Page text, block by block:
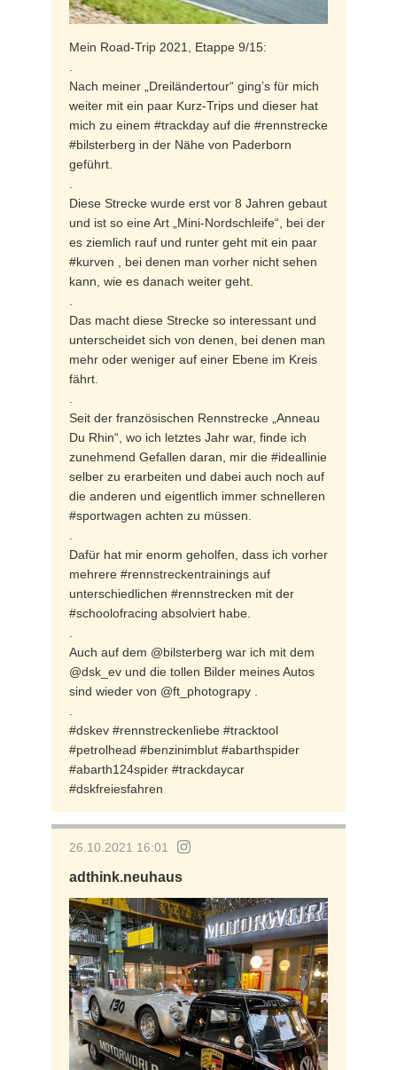
Mein Road-Trip 2021, Etappe 9/15:
Nach meiner „Dreiländertour“ ging’s für mich
weiter mit ein paar Kurz-Trips und dieser hat
mich zu einem #trackday auf die #rennstrecke
#bilsterberg in der Nähe von Paderborn
geführt.
Diese Strecke wurde erst vor 8 Jahren gebaut
und ist so eine Art „Mini-Nordschleife“, bei der
es ziemlich rauf und runter geht mit ein paar
#kurven , bei denen man vorher nicht sehen
kann, wie es danach weiter geht.
Das macht diese Strecke so interessant und
unterscheidet sich von denen, bei denen man
mehr oder weniger auf einer Ebene im Kreis
fährt.
Seit der französischen Rennstrecke „Anneau
Du Rhin“, wo ich letztes Jahr war, finde ich
zunehmend Gefallen daran, mir die #ideallinie
selber zu erarbeiten und dabei auch noch auf
die anderen und eigentlich immer schnelleren
#sportwagen achten zu müssen.
Dafür hat mir enorm geholfen, dass ich vorher
mehrere #rennstreckentrainings auf
unterschiedlichen #rennstrecken mit der
#schoolofracing absolviert habe.
Auch auf dem @bilsterberg war ich mit dem
@dsk_ev und die tollen Bilder meines Autos
sind wieder von @ft_photograpy .
#dskev #rennstreckenliebe #tracktool
#petrolhead #benzinimblut #abarthspider
#abarth124spider #trackdaycar
#dskfreiesfahren
26.10.2021 16:01
adthink.neuhaus